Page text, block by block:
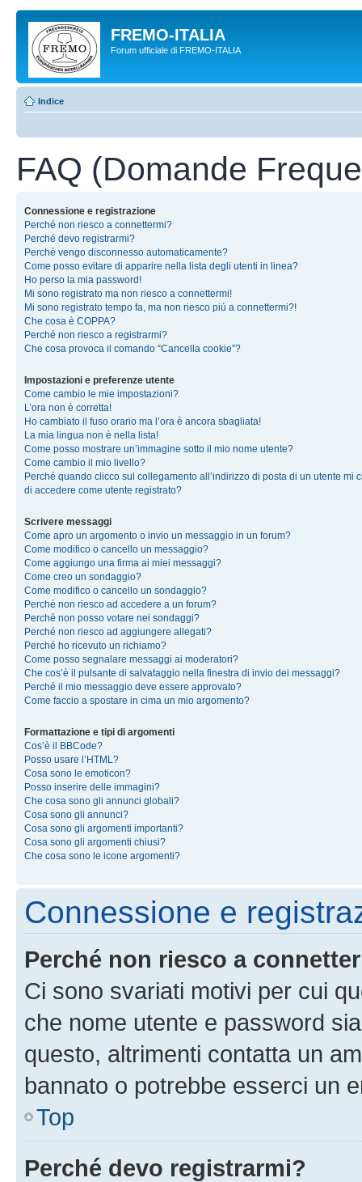
FREMO-ITALIA
Forum ufficiale di FREMO-ITALIA
Indice
FAQ (Domande
Connessione e registrazione
Perché non riesco a connettermi?
Perché devo registrarmi?
Perché vengo disconnesso automaticamente?
Come posso evitare di apparire nella lista degli utenti in linea?
Ho perso la mia password!
Mi sono registrato ma non riesco a connettermi!
Mi sono registrato tempo fa, ma non riesco piú a connettermi?!
Che cosa è COPPA?
Perché non riesco a registrarmi?
Che cosa provoca il comando “Cancella cookie”?
Impostazioni e preferenze utente
Come cambio le mie impostazioni?
L’ora non è corretta!
Ho cambiato il fuso orario ma l’ora è ancora sbagliata!
La mia lingua non è nella lista!
Come posso mostrare un’immagine sotto il mio nome utente?
Come cambio il mio livello?
Perché quando clicco sul collegamento all’indirizzo di posta di un utente mi
di accedere come utente registrato?
Scrivere messaggi
Come apro un argomento o invio un messaggio in un forum?
Come modifico o cancello un messaggio?
Come aggiungo una firma ai miei messaggi?
Come creo un sondaggio?
Come modifico o cancello un sondaggio?
Perché non riesco ad accedere a un forum?
Perché non posso votare nei sondaggi?
Perché non riesco ad aggiungere allegati?
Perché ho ricevuto un richiamo?
Come posso segnalare messaggi ai moderatori?
Che cos’è il pulsante di salvataggio nella finestra di invio dei messaggi?
Perché il mio messaggio deve essere approvato?
Come faccio a spostare in cima un mio argomento?
Formattazione e tipi di argomenti
Cos’è il BBCode?
Posso usare l’HTML?
Cosa sono le emoticon?
Posso inserire delle immagini?
Che cosa sono gli annunci globali?
Cosa sono gli annunci?
Cosa sono gli argomenti importanti?
Cosa sono gli argomenti chiusi?
Che cosa sono le icone argomenti?
Connessione e
Perché non riesco a
Ci sono svariati motivi per cui
che nome utente e password
questo, altrimenti contatta un
bannato o potrebbe esserci un
Top
Perché devo registrarmi?